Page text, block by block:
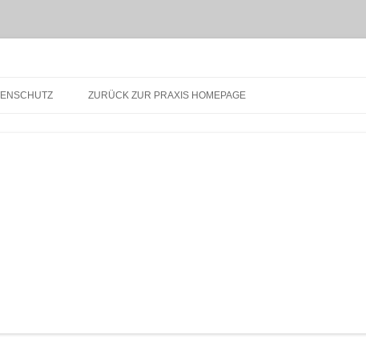
ZURÜCK ZUR PRAXIS HOMEPAGE